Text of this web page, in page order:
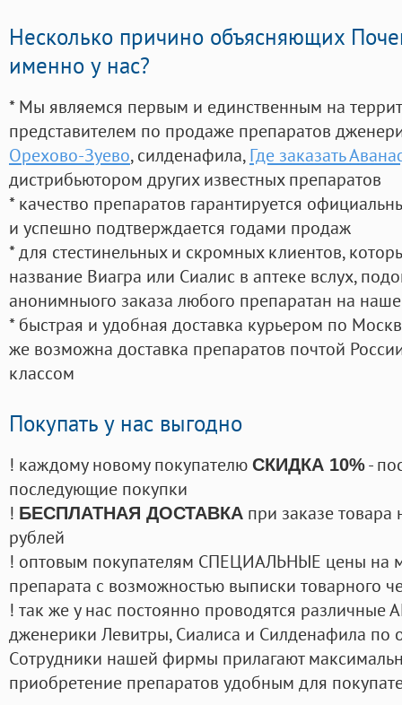
Несколько причино объясняющих
именно у нас?
* Мы являемся первым и единственным на
представителем по продаже препаратов
Орехово-Зуево, силденафила, Где заказать
дистрибьютором других известных препаратов
* качество препаратов гарантируется
и успешно подтверждается годами продаж
* для стестинельных и скромных клиентов,
название Виагра или Сиалис в аптеке вслух,
анонимныого заказа любого препаратан на
* быстрая и удобная доставка курьером по
же возможна доставка препаратов почтой
классом
Покупать у нас выгодно
! каждому новому покупателю СКИДКА 10%-
последующие покупки
! БЕСПЛАТНАЯ ДОСТАВКА при заказе
рублей
! оптовым покупателям СПЕЦИАЛЬНЫЕ цены на
препарата с возможностью выписки товарного
! так же у нас постоянно проводятся
дженерики Левитры, Сиалиса и Силденафила по
Cотрудники нашей фирмы прилагают
приобретение препаратов удобным для